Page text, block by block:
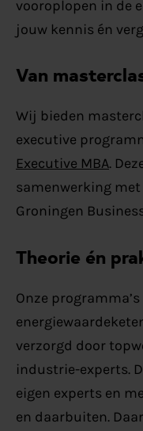
vooroplopen in de
jouw kennis én
Van
Wij bieden
executive
Executive MBA.
samenwerking
Groningen
Theorie én
Onze
verzorgd door
industrie-experts.
eigen experts en
en daarbuiten.